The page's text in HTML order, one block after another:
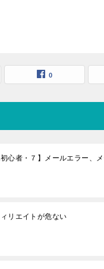
0
初心者・７】メールエラー、
リエイトが危ない